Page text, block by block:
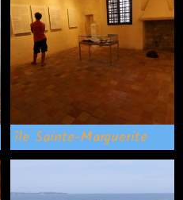
île Sainte-Marguerite